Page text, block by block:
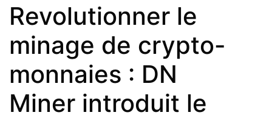
Revolutionner le
minage de crypto-
monnaies : DN
Miner introduit le